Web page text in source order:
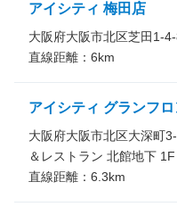
アイシティ 梅田店
大阪府大阪市北区芝田1-
直線距離： 6km
アイシティ グランフ
大阪府大阪市北区大深町
＆レストラン 北館地下 1F
直線距離： 6.3km